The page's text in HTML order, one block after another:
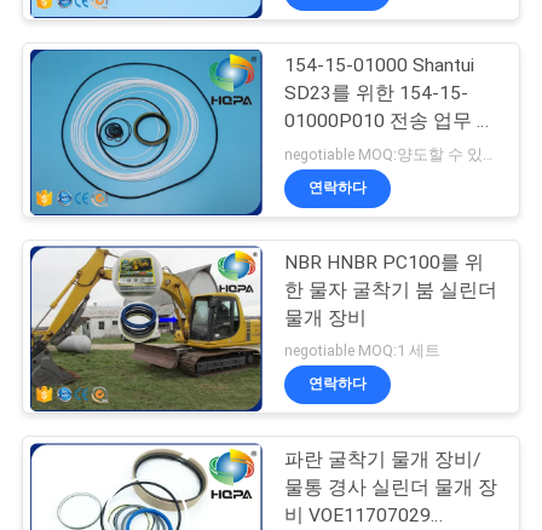
154-15-01000 Shantui
SD23를 위한 154-15-
01000P010 전송 업무 장
비
연락하다
NBR HNBR PC100를 위
한 물자 굴착기 붐 실린더
물개 장비
negotiable MOQ:1 세트
연락하다
파란 굴착기 물개 장비/
물통 경사 실린더 물개 장
비 VOE11707029